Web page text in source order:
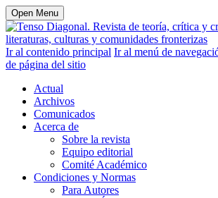
Open Menu
Ir al contenido principal Ir al menú de
de página del sitio
Actual
Archivos
Comunicados
Acerca de
Sobre la revista
Equipo editorial
Comité Académico
Condiciones y Normas
Para Autores